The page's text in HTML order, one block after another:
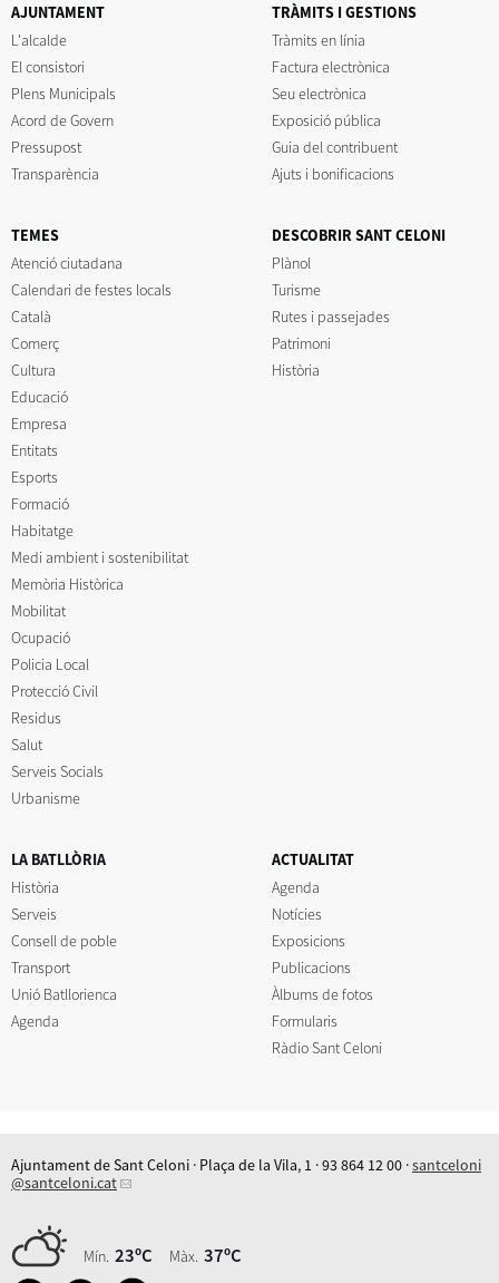
AJUNTAMENT
L'alcalde
El consistori
Plens Municipals
Acord de Govern
Pressupost
Transparència
TRÀMITS I GESTIONS
Tràmits en línia
Factura electrònica
Seu electrònica
Exposició pública
Guia del contribuent
Ajuts i bonificacions
TEMES
Atenció ciutadana
Calendari de festes locals
Català
Comerç
Cultura
Educació
Empresa
Entitats
Esports
Formació
Habitatge
Medi ambient i sostenibilitat
Memòria Històrica
Mobilitat
Ocupació
Policia Local
Protecció Civil
Residus
Salut
Serveis Socials
Urbanisme
DESCOBRIR SANT CELONI
Plànol
Turisme
Rutes i passejades
Patrimoni
Història
LA BATLLÒRIA
Història
Serveis
Consell de poble
Transport
Unió Batllorienca
Agenda
ACTUALITAT
Agenda
Notícies
Exposicions
Publicacions
Àlbums de fotos
Formularis
Ràdio Sant Celoni
Ajuntament de Sant Celoni · Plaça de la Vila, 1 · 93 864 12 00 ·santceloni
@santceloni.cat
Mín. 23ºC Màx. 37ºC